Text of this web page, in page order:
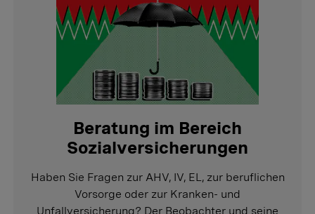
Beratung im Bereich
Sozialversicherungen
Haben Sie Fragen zur AHV, IV, EL, zur beruflichen
Vorsorge oder zur Kranken- und
Unfallversicherung? Der Beobachter und seine